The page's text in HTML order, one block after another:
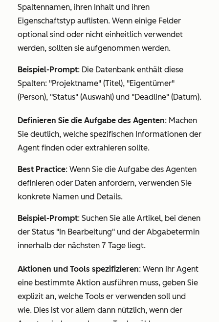
Spaltennamen, ihren Inhalt und ihren
Eigenschaftstyp auflisten. Wenn einige Felder
optional sind oder nicht einheitlich verwendet
werden, sollten sie aufgenommen werden.
Beispiel-Prompt: Die Datenbank enthält diese
Spalten: "Projektname" (Titel), "Eigentümer"
(Person), "Status" (Auswahl) und "Deadline" (Datum).
Definieren Sie die Aufgabe des Agenten: Machen
Sie deutlich, welche spezifischen Informationen der
Agent finden oder extrahieren sollte.
Best Practice: Wenn Sie die Aufgabe des Agenten
definieren oder Daten anfordern, verwenden Sie
konkrete Namen und Details.
Beispiel-Prompt: Suchen Sie alle Artikel, bei denen
der Status "In Bearbeitung" und der Abgabetermin
innerhalb der nächsten 7 Tage liegt.
Aktionen und Tools spezifizieren: Wenn Ihr Agent
eine bestimmte Aktion ausführen muss, geben Sie
explizit an, welche Tools er verwenden soll und
wie. Dies ist vor allem dann nützlich, wenn der